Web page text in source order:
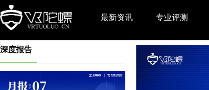
最新资讯 专业评测
深度报告